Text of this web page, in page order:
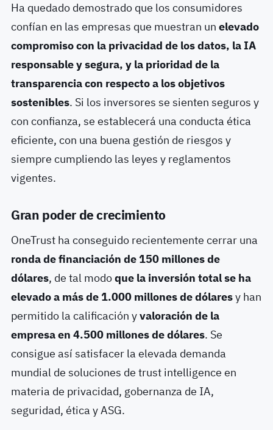
Ha quedado demostrado que los consumidores
confían en las empresas que muestran un elevado
compromiso con la privacidad de los datos, la IA
responsable y segura, y la prioridad de la
transparencia con respecto a los objetivos
sostenibles. Si los inversores se sienten seguros y
con confianza, se establecerá una conducta ética
eficiente, con una buena gestión de riesgos y
siempre cumpliendo las leyes y reglamentos
vigentes.
Gran poder de crecimiento
OneTrust ha conseguido recientemente cerrar una
ronda de financiación de 150 millones de
dólares, de tal modoque la inversión total se ha
elevado a más de 1.000 millones de dólaresy han
permitido la calificación yvaloración de la
empresa en 4.500 millones de dólares. Se
consigue así satisfacer la elevada demanda
mundial de soluciones de trust intelligence en
materia de privacidad, gobernanza de IA,
seguridad, ética y ASG.